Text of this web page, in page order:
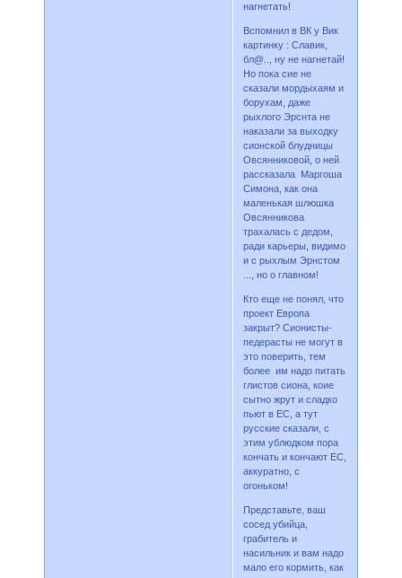
нагнетать!
Вспомнил в ВК у Вик
картинку : Славик,
бл@.., ну не нагнетай!
Но пока сие не
сказали мордыхаям и
борухам, даже
рыхлого Эрснта не
наказали за выходку
сионской блудницы
Овсянниковой, о ней
рассказала Маргоша
Симона, как она
маленькая шлюшка
Овсянникова
трахалась с дедом,
ради карьеры, видимо
и с рыхлым Эрнстом
..., но о главном!
Кто еще не понял, что
проект Европа
закрыт? Сионисты-
педерасты не могут в
это поверить, тем
более им надо питать
глистов сиона, коие
сытно жрут и сладко
пьют в ЕС, а тут
русские сказали, с
этим ублюдком пора
кончать и кончают ЕС,
аккуратно, с
огоньком!
Представьте, ваш
сосед убийца,
грабитель и
насильник и вам надо
мало его кормить, как